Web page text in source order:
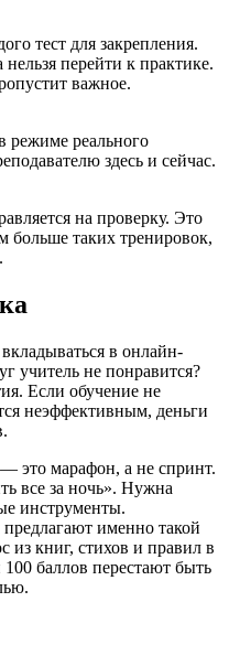
тест для закрепления.
перейти к практике.
важное.
режиме реального
здесь и сейчас.
на проверку. Это
больше таких тренировок,
в онлайн-
учитель не понравится?
Если обучение не
неэффективным, деньги
— это марафон, а не спринт.
все за ночь». Нужна
инструменты.
именно такой
из книг, стихов и правил в
баллов перестают быть